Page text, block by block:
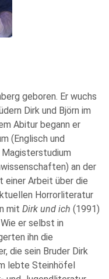
geboren. Er wuchs
Dirk und Björn im
Abitur begann er
(Englisch und
an der
einer Arbeit über die
Horrorliteratur
mit Dirk und ich (1991)
er selbst in
ihn die
die sein Bruder Dirk
lebte Steinhöfel